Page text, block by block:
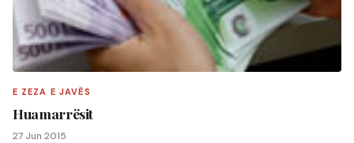
E ZEZA E JAVËS
Huamarrësit
27 Jun 2015